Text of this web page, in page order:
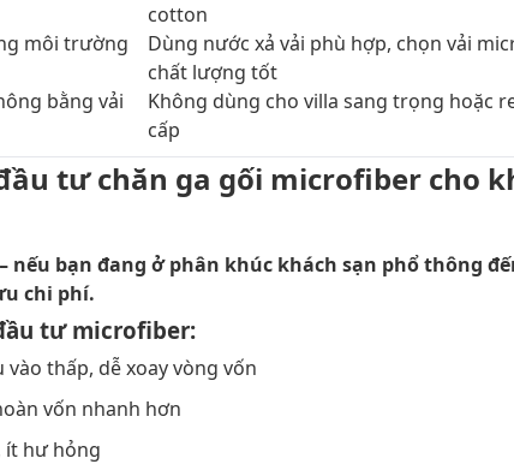
cotton
môi trường
Dùng nước xả vải phù hợp, chọn vải
chất lượng tốt
bằng vải
Không dùng cho villa sang trọng hoặc
cấp
tư chăn ga gối microfiber cho
nếu bạn đang ở phân khúc khách sạn phổ thông
chi phí.
tư microfiber:
vào thấp, dễ xoay vòng vốn
vốn nhanh hơn
ít hư hỏng